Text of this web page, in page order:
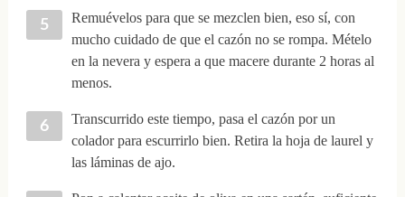
Remuévelos para que se mezclen bien, eso sí, con
mucho cuidado de que el cazón no se rompa. Mételo
en la nevera y espera a que macere durante 2 horas al
menos.
Transcurrido este tiempo, pasa el cazón por un
colador para escurrirlo bien. Retira la hoja de laurel y
las láminas de ajo.